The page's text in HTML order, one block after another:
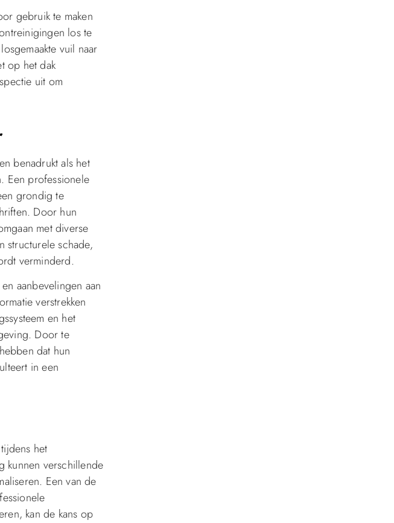
gebruik te maken
los te
vuil naar
op het dak
uit om
benadrukt als het
Een professionele
grondig te
Door hun
met diverse
structurele schade,
verminderd.
aanbevelingen aan
verstrekken
en het
Door te
dat hun
in een
het
kunnen verschillende
Een van de
kan de kans op